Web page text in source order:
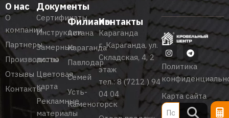
О нас
О
компании
Партнеры
Производство
Отзывы
Контакты
Документы
Сертификаты
Инструкции
Замерные
листы
Цветовая
карта
Рекламные
материалы
Филиалы
Астана
Караганда
Павлодар
Семей
Усть-
Каменогорск
Контакты
Караганда
г. Караганда, ул.
Складская, 4, 2
этаж
тел.:8 (7212 ) 94
04 04
Политика
Карта сайта